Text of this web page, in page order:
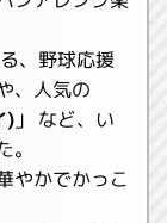
、野球応援
、人気の
) 」 など、い
やかでかっこ